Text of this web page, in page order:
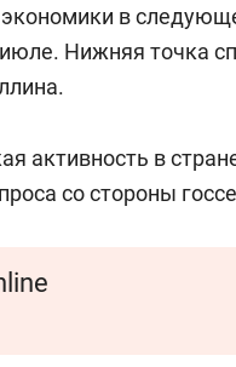
в
Нижняя точка
активность в
со стороны
150 камер до квартиры
вместо ключа: